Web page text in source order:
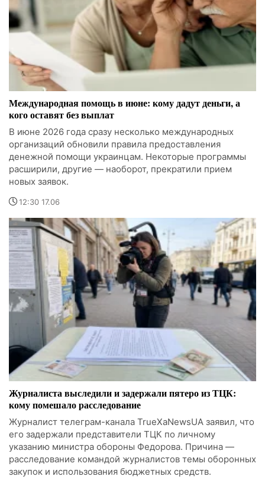
Международная помощь в июне: кому дадут деньги, а
кого оставят без выплат
В июне 2026 года сразу несколько международных
организаций обновили правила предоставления
денежной помощи украинцам. Некоторые программы
расширили, другие — наоборот, прекратили прием
новых заявок.
12:30 17.06
Журналиста выследили и задержали пятеро из ТЦК:
кому помешало расследование
Журналист телеграм-канала TrueXaNewsUA заявил, что
его задержали представители ТЦК по личному
указанию министра обороны Федорова. Причина —
расследование командой журналистов темы оборонных
закупок и использования бюджетных средств.